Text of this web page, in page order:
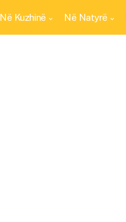
Në Kuzhinë Në Natyrë